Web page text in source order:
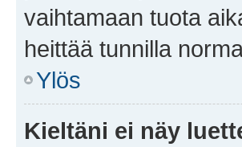
vaihtamaan tuota
heittää tunnilla
Ylös
Kieltäni ei näy